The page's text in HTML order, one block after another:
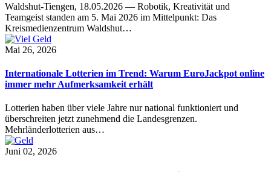
Waldshut-Tiengen, 18.05.2026 — Robotik, Kreativität und
Teamgeist standen am 5. Mai 2026 im Mittelpunkt: Das
Kreismedienzentrum Waldshut…
Mai 26, 2026
Internationale Lotterien im Trend: Warum EuroJackpot online
immer mehr Aufmerksamkeit erhält
Lotterien haben über viele Jahre nur national funktioniert und
überschreiten jetzt zunehmend die Landesgrenzen.
Mehrländerlotterien aus…
Juni 02, 2026